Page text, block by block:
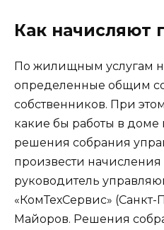
Как начисляют
По жилищным услугам
определенные общим
собственников. При
какие бы работы в доме
решения собрания
произвести
руководитель
«КомТехСервис» (Санкт-
Майоров. Решения